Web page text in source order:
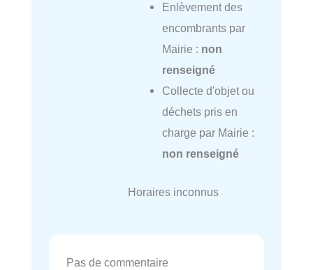
Enlèvement des
encombrants par
Mairie : non
renseigné
Collecte d'objet ou
déchets pris en
charge par Mairie :
non renseigné
Horaires inconnus
Pas de commentaire